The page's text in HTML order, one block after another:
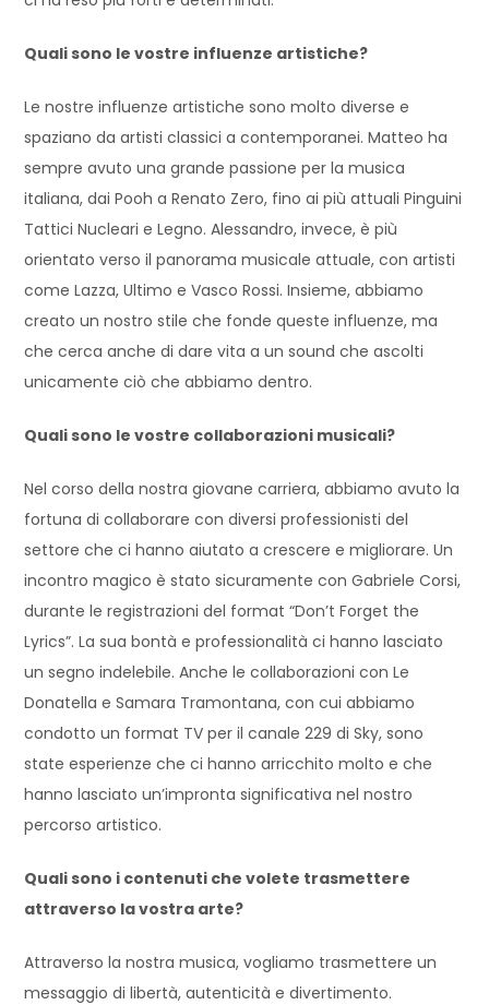
Quali sono le vostre influenze artistiche?
Le nostre influenze artistiche sono molto diverse e
spaziano da artisti classici a contemporanei. Matteo ha
sempre avuto una grande passione per la musica
italiana, dai Pooh a Renato Zero, fino ai più attuali Pinguini
Tattici Nucleari e Legno. Alessandro, invece, è più
orientato verso il panorama musicale attuale, con artisti
come Lazza, Ultimo e Vasco Rossi. Insieme, abbiamo
creato un nostro stile che fonde queste influenze, ma
che cerca anche di dare vita a un sound che ascolti
unicamente ciò che abbiamo dentro.
Quali sono le vostre collaborazioni musicali?
Nel corso della nostra giovane carriera, abbiamo avuto la
fortuna di collaborare con diversi professionisti del
settore che ci hanno aiutato a crescere e migliorare. Un
incontro magico è stato sicuramente con Gabriele Corsi,
durante le registrazioni del format “Don’t Forget the
Lyrics”. La sua bontà e professionalità ci hanno lasciato
un segno indelebile. Anche le collaborazioni con Le
Donatella e Samara Tramontana, con cui abbiamo
condotto un format TV per il canale 229 di Sky, sono
state esperienze che ci hanno arricchito molto e che
hanno lasciato un’impronta significativa nel nostro
percorso artistico.
Quali sono i contenuti che volete trasmettere
attraverso la vostra arte?
Attraverso la nostra musica, vogliamo trasmettere un
messaggio di libertà, autenticità e divertimento.